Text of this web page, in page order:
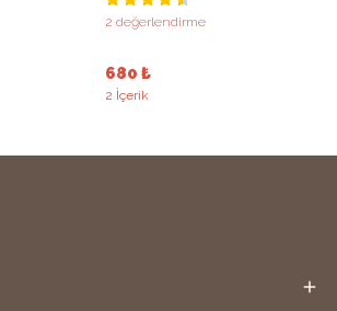
2 değerlendirme
680 ₺
2 İçerik